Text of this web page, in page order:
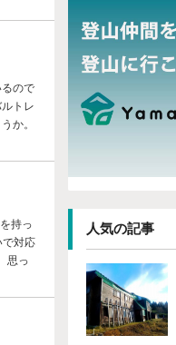
ので
トレ
か。
持っ
で対応
思っ
人気の記事